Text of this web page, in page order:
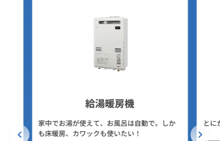
給湯暖房機
家中でお湯が使えて、お風呂は自動で。しか
も床暖房、カワックも使いたい！
とに